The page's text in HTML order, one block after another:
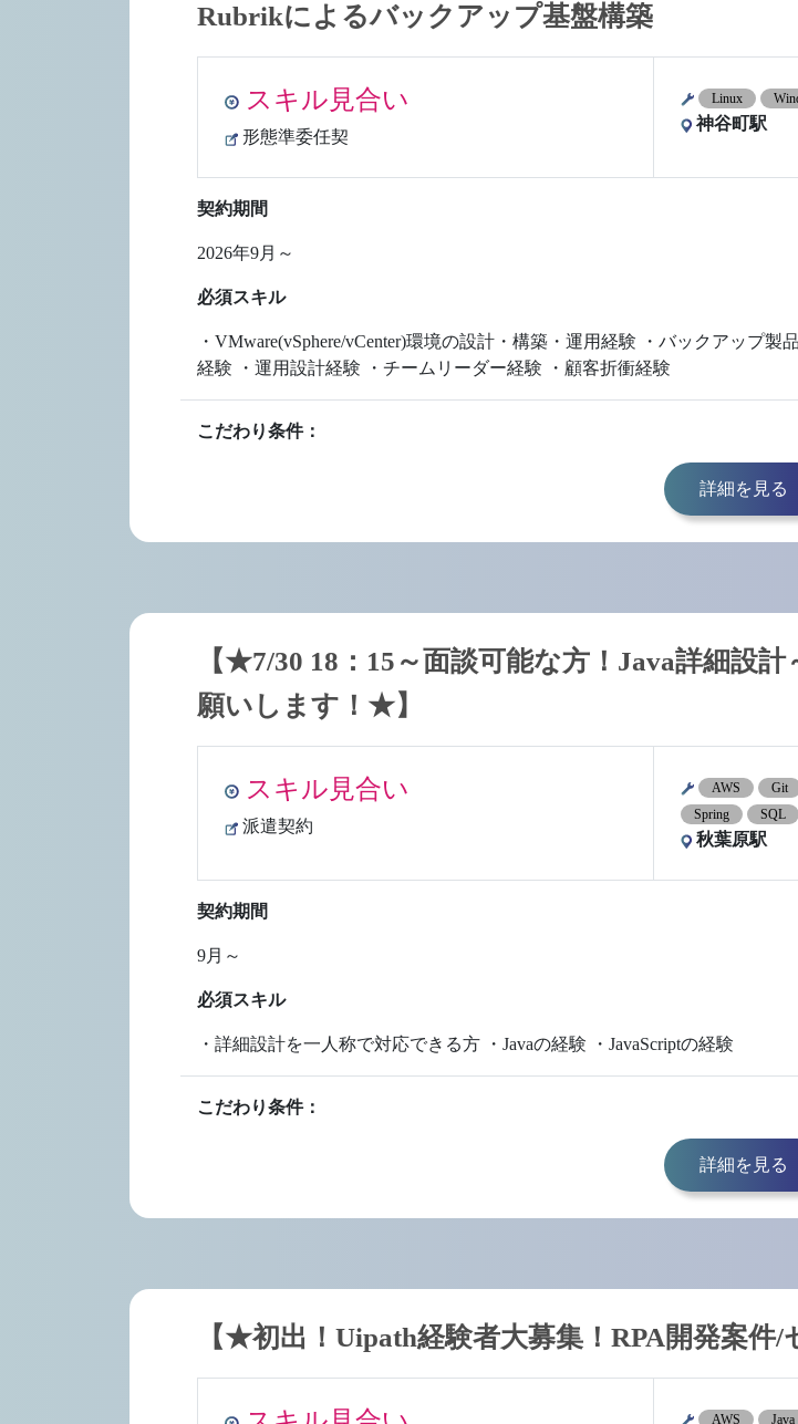
Rubrikによるバックアップ基盤構築
スキル見合い
形態準委任契
Linux
神谷町駅
契約期間
2026年9月～
必須スキル
・VMware(vSphere/vCenter)環境の設計・構築・運用経験 ・バックアップ
経験 ・運用設計経験 ・チームリーダー経験 ・顧客折衝経験
こだわり条件：
詳細を見る
【★7/30 18：15～面談可能な方！Java詳細設
願いします！★】
スキル見合い
派遣契約
AWS Git
Spring
SQL
秋葉原駅
契約期間
9月～
必須スキル
・詳細設計を一人称で対応できる方 ・Javaの経験 ・JavaScriptの経験
こだわり条件：
詳細を見る
【★初出！Uipath経験者大募集！RPA開発案件
AWS Java